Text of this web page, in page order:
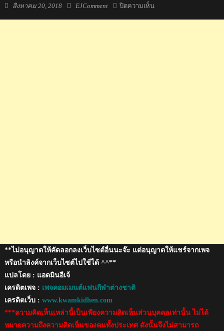
Posted
สิงหาคม 20, 2018 Author
EJComment ปิดความเห็นบน
**ไม่อนุญาตให้คัดลอกลงเว็บไซต์อื่นนะจ๊ะ แต่อนุญาตให้แชร์จากเพจ
หรือนำลิงค์จากเว็บไซต์ไปใช้ได้ ^^**
แปลโดย : แอดมินอีเจ้
เครดิตเพจ : เพจคอมเมนต์แฟนกีฬาต่างชาติ
เครดิตเว็บ : www.kwamkidhen.com
***ความคิดเห็นเหล่านี้เป็นเพียงความคิดเห็นส่วนบุคคลเท่านั้น ไม่ได้
หมายความถึงความคิดเห็นของคนทั้งประเทศ ดังนั้นจึงไม่สามารถ